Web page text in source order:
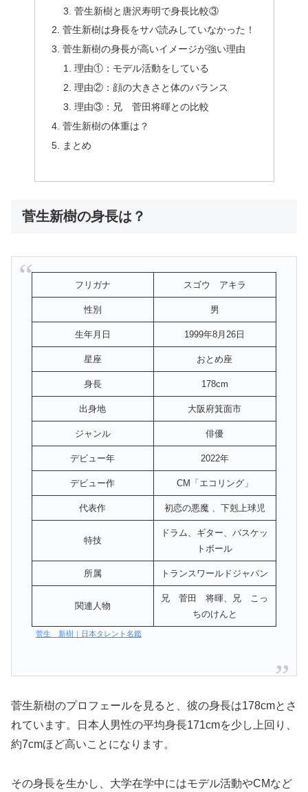
菅生新樹と唐沢寿明で身長比較③
菅生新樹は身長をサバ読みしていなかった！
菅生新樹の身長が高いイメージが強い理由
理由①：モデル活動をしている
理由②：顔の大きさと体のバランス
理由③：兄 菅田将暉との比較
菅生新樹の体重は？
まとめ
菅生新樹の身長は？
フリガナ スゴウ アキラ
性別 男
生年月日 1999年8月26日
星座 おとめ座
身長 178cm
出身地 大阪府箕面市
ジャンル 俳優
デビュー年 2022年
デビュー作 CM「エコリング」
代表作 初恋の悪魔 、下剋上球児
特技
ドラム、ギター、バスケッ
トボール
所属 トランスワールドジャパン
関連人物
兄 菅田 将暉、兄 こっ
ちのけんと
菅生 新樹｜日本タレント名鑑
菅生新樹のプロフェールを見ると、彼の身長は178cmとさ
れています。日本人男性の平均身長171cmを少し上回り、
約7cmほど高いことになります。
その身長を生かし、大学在学中にはモデル活動やCMなど